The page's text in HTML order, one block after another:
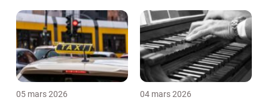
05 mars 2026 04 mars 2026